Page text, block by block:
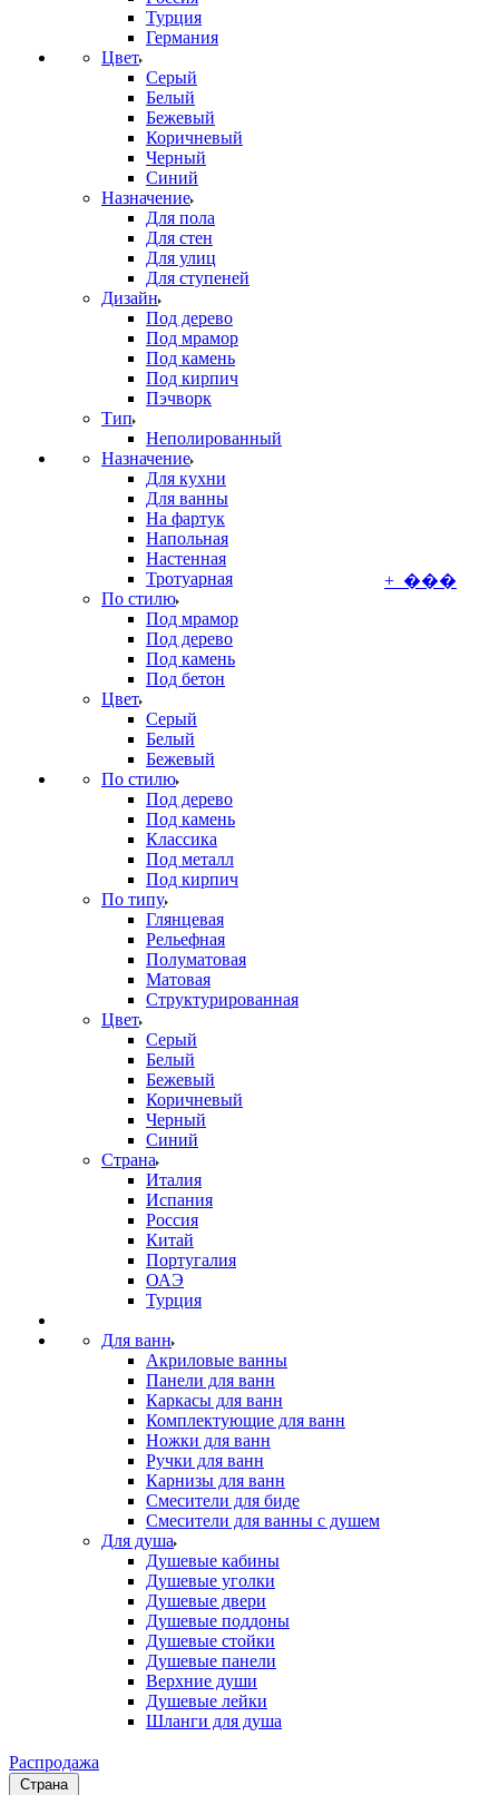
Турция
Германия
Цвет
Серый
Белый
Бежевый
Коричневый
Черный
Синий
Назначение
Для пола
Для стен
Для улиц
Для ступеней
Дизайн
Под дерево
Под мрамор
Под камень
Под кирпич
Пэчворк
Тип
Неполированный
Назначение
Для кухни
Для ванны
На фартук
Напольная
Настенная
Тротуарная
По стилю
Под мрамор
Под дерево
Под камень
Под бетон
Цвет
Серый
Белый
Бежевый
По стилю
Под дерево
Под камень
Классика
Под металл
Под кирпич
По типу
Глянцевая
Рельефная
Полуматовая
Матовая
Структурированная
Цвет
Серый
Белый
Бежевый
Коричневый
Черный
Синий
Страна
Италия
Испания
Россия
Китай
Португалия
ОАЭ
Турция
Для ванн
Акриловые ванны
Панели для ванн
Каркасы для ванн
Комплектующие для ванн
Ножки для ванн
Ручки для ванн
Карнизы для ванн
Смесители для биде
Смесители для ванны с душем
Для душа
Душевые кабины
Душевые уголки
Душевые двери
Душевые поддоны
Душевые стойки
Душевые панели
Верхние души
Душевые лейки
Шланги для душа
+ ���
Распродажа
Страна